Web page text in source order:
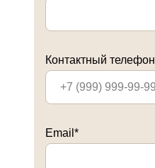
Контактный
Email*